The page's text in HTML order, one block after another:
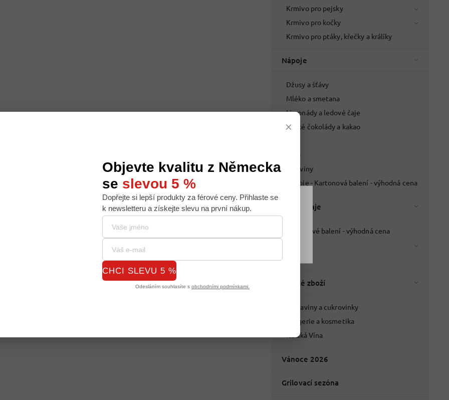
nabídku na míru, ale abychom to zvládli, používáme k
Používáním tohoto webu s tím souhlasíte.
Souhlasím
Krmivo pro pejsky
Krmivo pro kočky
Krmivo pro ptáky, křečky a králíky
Nápoje
Džusy a šťávy
Mléko a smetana
Limonády a ledové čaje
Horké čokolády a kakao
Víno
Lihoviny
Nápoje - Kartonová balení - výhodná cena
Káva a čaje
Kartonové balení - výhodná cena
Italské zboží
Potraviny a cukrovinky
Drogerie a kosmetika
Italská Vína
Vánoce 2026
Grilovací sezóna
×
Objevte kvalitu z Německa
se slevou 5 %
Dopřejte si lepší produkty za férové ceny. Přihlaste se
k newsletteru a získejte slevu na první nákup.
CHCI SLEVU 5 %
Odesláním souhlasíte s obchodními podmínkami.